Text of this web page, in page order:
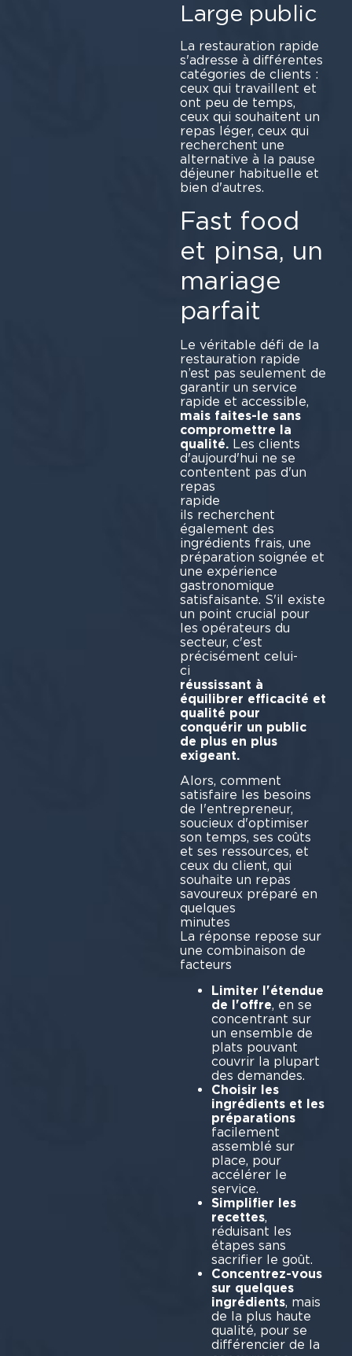
Large public
La restauration rapide
s'adresse à différentes
catégories de clients :
ceux qui travaillent et
ont peu de temps,
ceux qui souhaitent un
repas léger, ceux qui
recherchent une
alternative à la pause
déjeuner habituelle et
bien d'autres.
Fast food
et pinsa, un
mariage
parfait
Le véritable défi de la
restauration rapide
n’est pas seulement de
garantir un service
rapide et accessible,
mais faites-le sans
compromettre la
qualité.Les clients
d'aujourd'hui ne se
contentent pas d'un
repas
ils recherchent
également des
ingrédients frais, une
préparation soignée et
une expérience
gastronomique
satisfaisante. S'il existe
un point crucial pour
les opérateurs du
secteur, c'est
précisément celui-
réussissant à
équilibrer efficacité et
qualité pour
conquérir un public
de plus en plus
exigeant.
Alors, comment
satisfaire les besoins
de l'entrepreneur,
soucieux d'optimiser
son temps, ses coûts
et ses ressources, et
ceux du client, qui
souhaite un repas
savoureux préparé en
quelques
La réponse repose sur
une combinaison de
Limiter l'étendue
de l'offre, en se
concentrant sur
un ensemble de
plats pouvant
couvrir la plupart
des demandes.
Choisir les
ingrédients et les
préparations
facilement
assemblé sur
place, pour
accélérer le
service.
Simplifier les
recettes,
réduisant les
étapes sans
sacrifier le goût.
Concentrez-vous
sur quelques
ingrédients, mais
de la plus haute
qualité, pour se
différencier de la